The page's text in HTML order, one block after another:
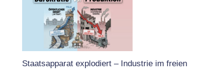
Staatsapparat explodiert – Industrie im freien